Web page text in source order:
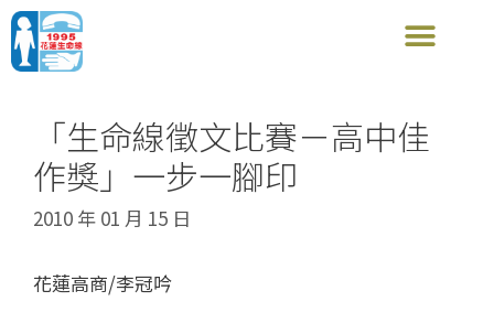
「生命線徵文比賽－高中佳
作獎」一步一腳印
2010 年 01 月 15 日
花蓮高商/李冠吟